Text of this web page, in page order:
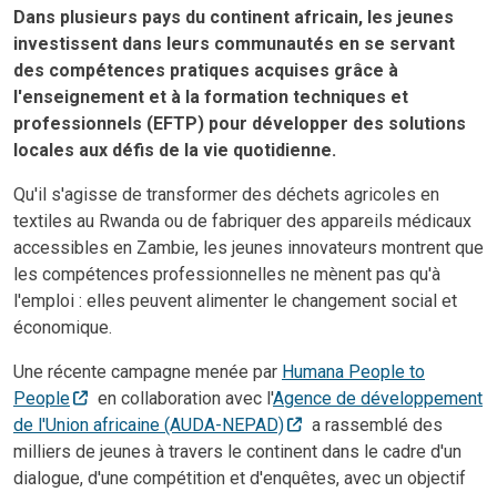
Dans plusieurs pays du continent africain, les jeunes
investissent dans leurs communautés en se servant
des compétences pratiques acquises grâce à
l'enseignement et à la formation techniques et
professionnels (EFTP) pour développer des solutions
locales aux défis de la vie quotidienne.
Qu'il s'agisse de transformer des déchets agricoles en
textiles au Rwanda ou de fabriquer des appareils médicaux
accessibles en Zambie, les jeunes innovateurs montrent que
les compétences professionnelles ne mènent pas qu'à
l'emploi : elles peuvent alimenter le changement social et
économique.
Une récente campagne menée par Humana People to
People
en collaboration avec l'Agence de développement
de l'Union africaine (AUDA-NEPAD)
a rassemblé des
milliers de jeunes à travers le continent dans le cadre d'un
dialogue, d'une compétition et d'enquêtes, avec un objectif